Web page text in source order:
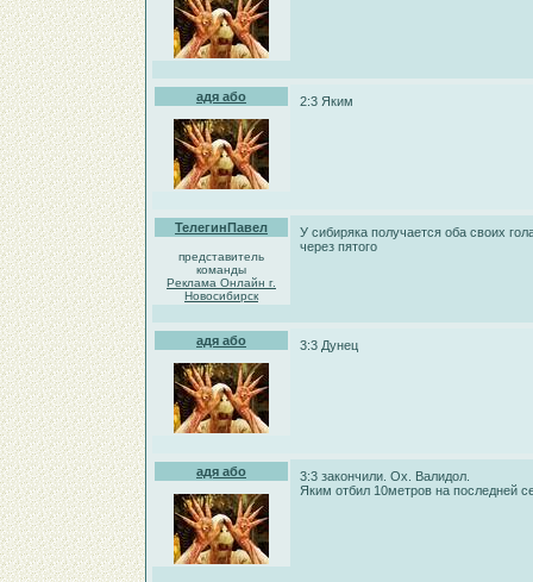
адя або 2:3 Яким
ТелегинПавел
представитель
команды
Реклама Онлайн г.
Новосибирск
У сибиряка получается оба своих
через пятого
адя або 3:3 Дунец
адя або
3:3 закончили. Ох. Валидол.
Яким отбил 10метров на последней